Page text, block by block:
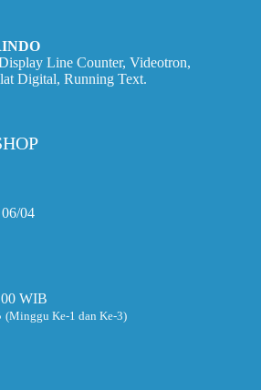
Line Counter, Videotron,
Digital, Running Text.
04
WIB
(Minggu Ke-1 dan Ke-3)